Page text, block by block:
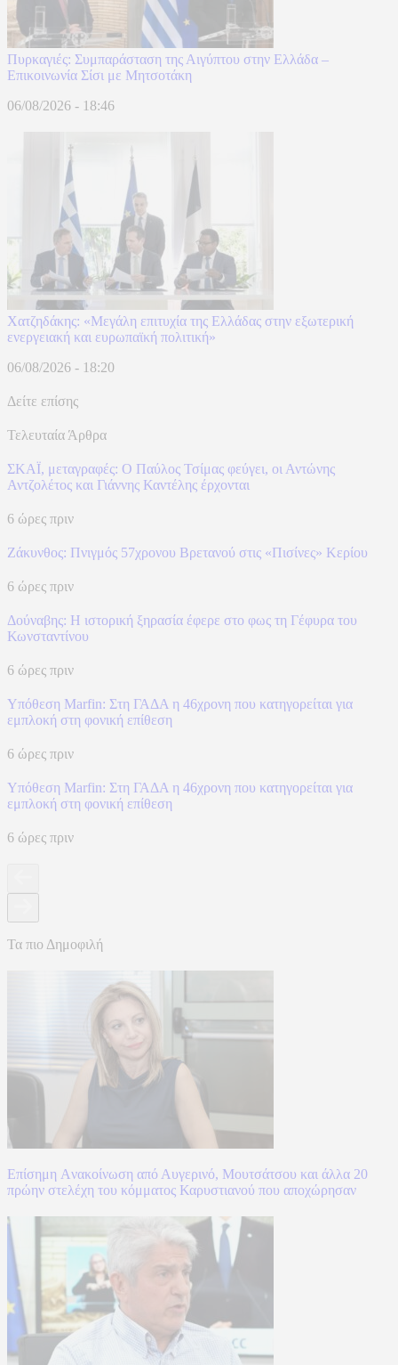
Πυρκαγιές: Συμπαράσταση της Αιγύπτου στην Ελλάδα –
Επικοινωνία Σίσι με Μητσοτάκη
06/08/2026 - 18:46
Χατζηδάκης: «Μεγάλη επιτυχία της Ελλάδας στην εξωτερική
ενεργειακή και ευρωπαϊκή πολιτική»
06/08/2026 - 18:20
Δείτε επίσης
Τελευταία Άρθρα
ΣΚΑΪ, μεταγραφές: Ο Παύλος Τσίμας φεύγει, οι Αντώνης
Αντζολέτος και Γιάννης Καντέλης έρχονται
6 ώρες πριν
Ζάκυνθος: Πνιγμός 57χρονου Βρετανού στις «Πισίνες» Κερίου
6 ώρες πριν
Δούναβης: Η ιστορική ξηρασία έφερε στο φως τη Γέφυρα του
Κωνσταντίνου
6 ώρες πριν
Υπόθεση Marfin: Στη ΓΑΔΑ η 46χρονη που κατηγορείται για
εμπλοκή στη φονική επίθεση
6 ώρες πριν
Υπόθεση Marfin: Στη ΓΑΔΑ η 46χρονη που κατηγορείται για
εμπλοκή στη φονική επίθεση
6 ώρες πριν
Τα πιο Δημοφιλή
Επίσημη Aνακοίνωση από Αυγερινό, Μουτσάτσου και άλλα 20
πρώην στελέχη του κόμματος Καρυστιανού που αποχώρησαν